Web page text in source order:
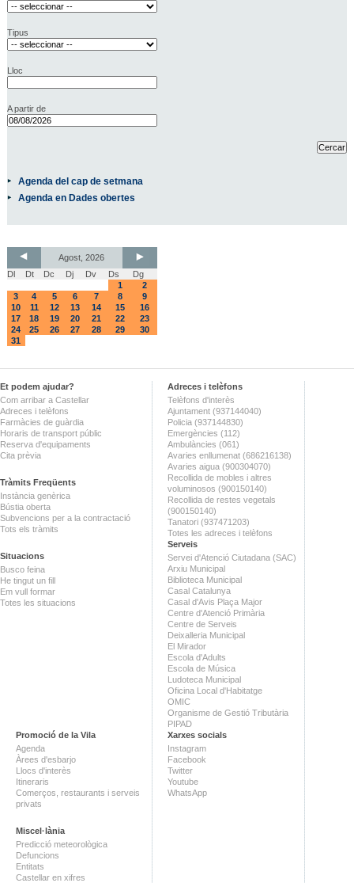
Tipus
Lloc
A partir de
Agenda del cap de setmana
Agenda en Dades obertes
Agost, 2026
Dl
Dt Dc Dj Dv Ds
Dg
1
2
3
4 5 6 7 8
9
10
11 12 13 14 15
16
17
18 19 20 21 22
23
24
25 26 27 28 29
30
31
Et podem ajudar?
Com arribar a Castellar
Adreces i telèfons
Farmàcies de guàrdia
Horaris de transport públic
Reserva d'equipaments
Cita prèvia
Tràmits Freqüents
Instància genèrica
Bústia oberta
Subvencions per a la contractació
Tots els tràmits
Situacions
Busco feina
He tingut un fill
Em vull formar
Totes les situacions
Adreces i telèfons
Telèfons d'interès
Ajuntament (937144040)
Policia (937144830)
Emergències (112)
Ambulàncies (061)
Avaries enllumenat (686216138)
Avaries aigua (900304070)
Recollida de mobles i altres
voluminosos (900150140)
Recollida de restes vegetals
(900150140)
Tanatori (937471203)
Totes les adreces i telèfons
Serveis
Servei d'Atenció Ciutadana (SAC)
Arxiu Municipal
Biblioteca Municipal
Casal Catalunya
Casal d'Avis Plaça Major
Centre d'Atenció Primària
Centre de Serveis
Deixalleria Municipal
El Mirador
Escola d'Adults
Escola de Música
Ludoteca Municipal
Oficina Local d'Habitatge
OMIC
Organisme de Gestió Tributària
PIPAD
Promoció de la Vila
Agenda
Àrees d'esbarjo
Llocs d'interès
Itineraris
Comerços, restaurants i serveis
privats
Miscel·lània
Predicció meteorològica
Defuncions
Entitats
Castellar en xifres
Xarxes socials
Instagram
Facebook
Twitter
Youtube
WhatsApp